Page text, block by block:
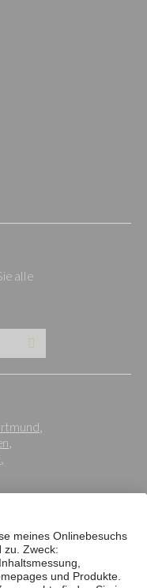
alle
,
,
,